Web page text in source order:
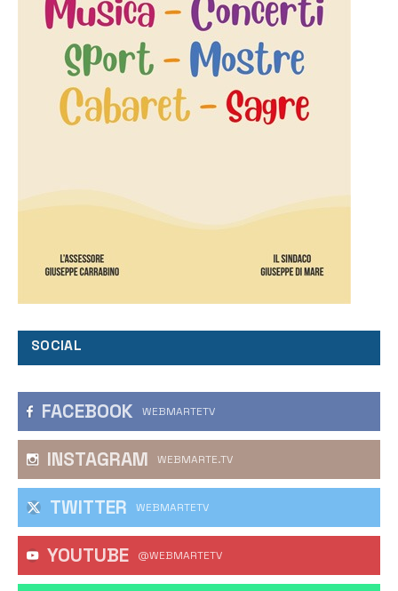
SOCIAL
FACEBOOK WEBMARTETV
INSTAGRAM WEBMARTE.TV
TWITTER WEBMARTETV
YOUTUBE @WEBMARTETV